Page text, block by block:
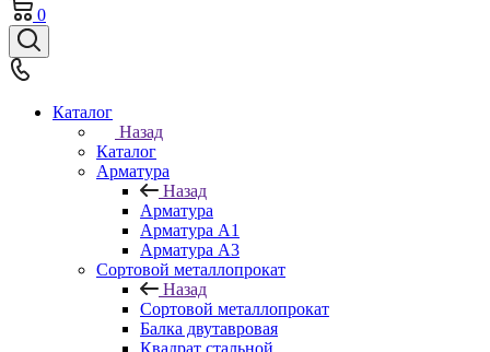
0
Каталог
Назад
Каталог
Арматура
Назад
Арматура
Арматура A1
Арматура А3
Сортовой металлопрокат
Назад
Сортовой металлопрокат
Балка двутавровая
Квадрат стальной